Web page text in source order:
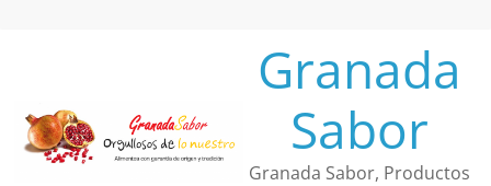
Granada
Sabor
Granada Sabor, Productos